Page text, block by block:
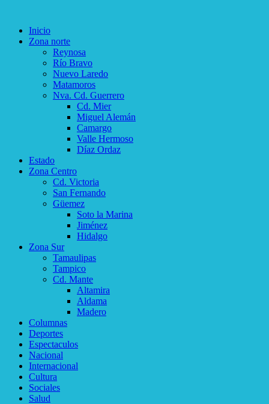
Inicio
Zona norte
Reynosa
Río Bravo
Nuevo Laredo
Matamoros
Nva. Cd. Guerrero
Cd. Mier
Miguel Alemán
Camargo
Valle Hermoso
Díaz Ordaz
Estado
Zona Centro
Cd. Victoria
San Fernando
Güemez
Soto la Marina
Jiménez
Hidalgo
Zona Sur
Tamaulipas
Tampico
Cd. Mante
Altamira
Aldama
Madero
Columnas
Deportes
Espectaculos
Nacional
Internacional
Cultura
Sociales
Salud